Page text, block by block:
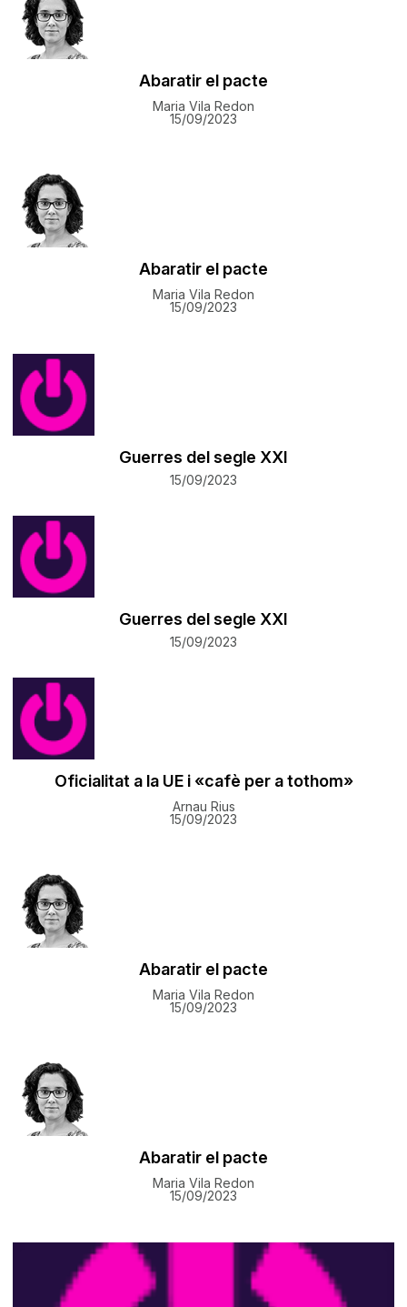
Abaratir el pacte
Maria Vila Redon
15/09/2023
Abaratir el pacte
Maria Vila Redon
15/09/2023
Guerres del segle XXI
15/09/2023
Guerres del segle XXI
15/09/2023
Oficialitat a la UE i «cafè per a tothom»
Arnau Rius
15/09/2023
Abaratir el pacte
Maria Vila Redon
15/09/2023
Abaratir el pacte
Maria Vila Redon
15/09/2023